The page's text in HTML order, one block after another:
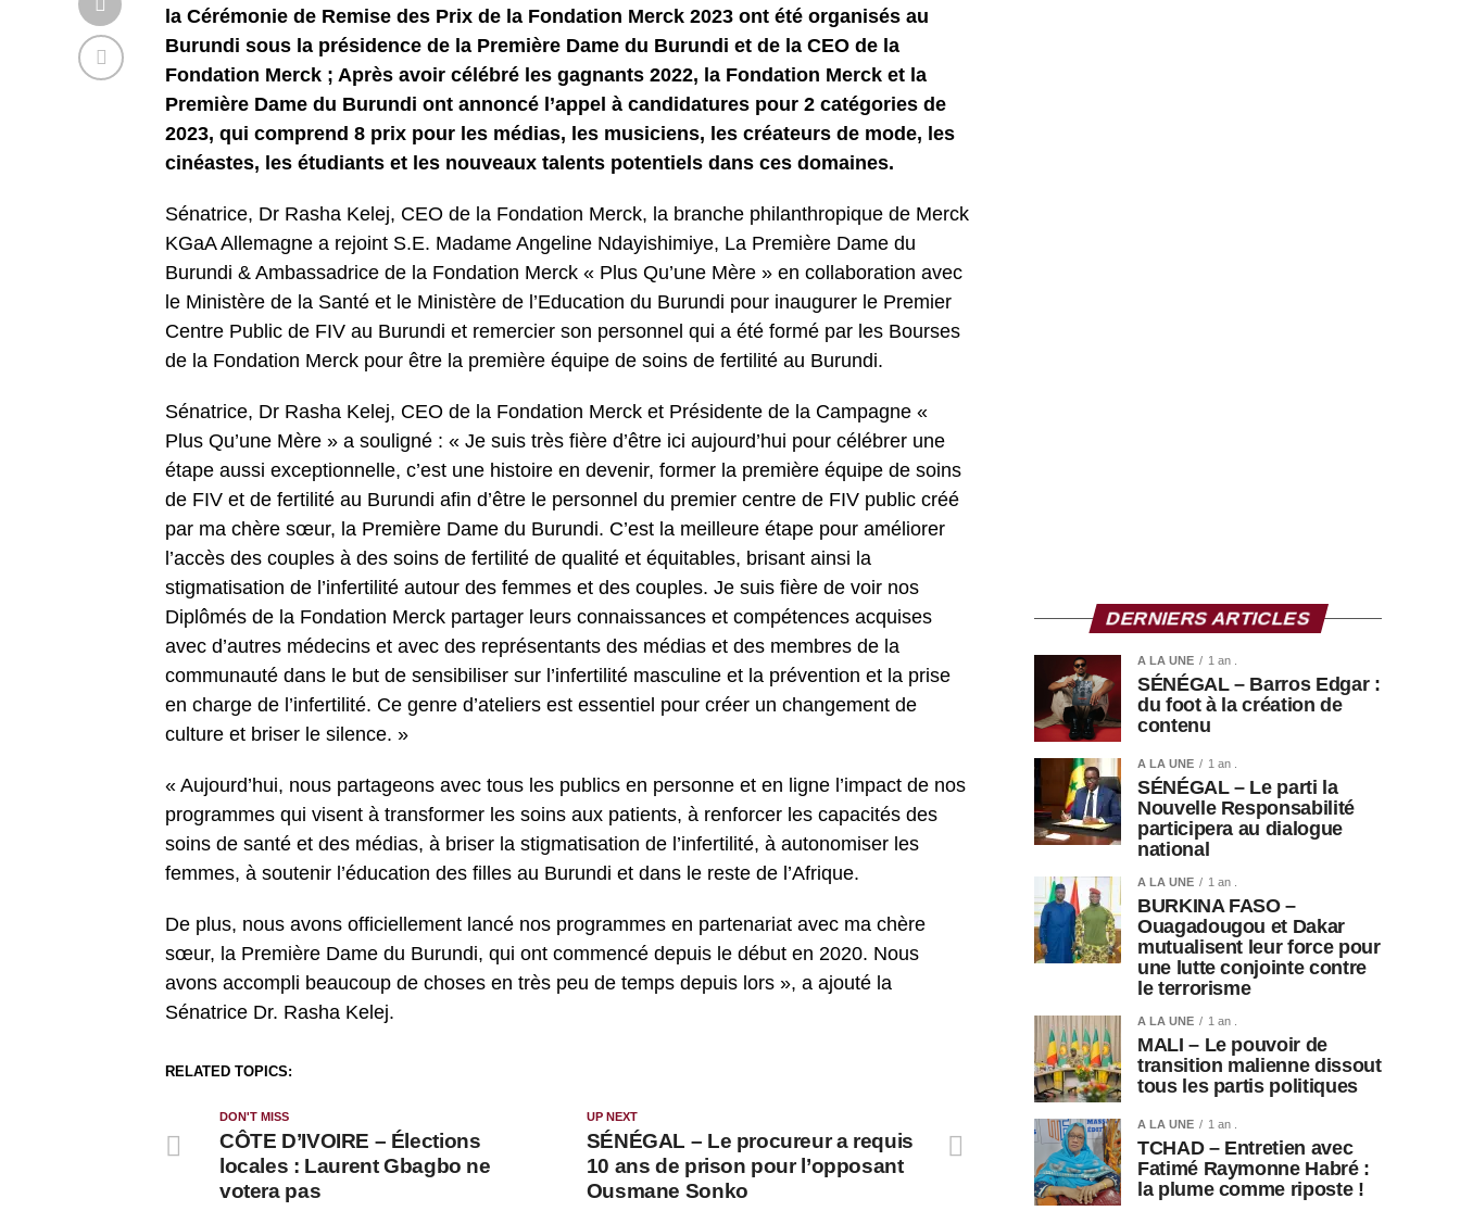
la Cérémonie de Remise des Prix de la Fondation Merck 2023 ont été organisés au
Burundi sous la présidence de la Première Dame du Burundi et de la CEO de la
Fondation Merck ; Après avoir célébré les gagnants 2022, la Fondation Merck et la
Première Dame du Burundi ont annoncé l’appel à candidatures pour 2 catégories de
2023, qui comprend 8 prix pour les médias, les musiciens, les créateurs de mode, les
cinéastes, les étudiants et les nouveaux talents potentiels dans ces domaines.
Sénatrice, Dr Rasha Kelej, CEO de la Fondation Merck, la branche philanthropique de Merck
KGaA Allemagne a rejoint S.E. Madame Angeline Ndayishimiye, La Première Dame du
Burundi & Ambassadrice de la Fondation Merck « Plus Qu’une Mère » en collaboration avec
le Ministère de la Santé et le Ministère de l’Education du Burundi pour inaugurer le Premier
Centre Public de FIV au Burundi et remercier son personnel qui a été formé par les Bourses
de la Fondation Merck pour être la première équipe de soins de fertilité au Burundi.
Sénatrice, Dr Rasha Kelej, CEO de la Fondation Merck et Présidente de la Campagne «
Plus Qu’une Mère » a souligné : « Je suis très fière d’être ici aujourd’hui pour célébrer une
étape aussi exceptionnelle, c’est une histoire en devenir, former la première équipe de soins
de FIV et de fertilité au Burundi afin d’être le personnel du premier centre de FIV public créé
par ma chère sœur, la Première Dame du Burundi. C’est la meilleure étape pour améliorer
l’accès des couples à des soins de fertilité de qualité et équitables, brisant ainsi la
stigmatisation de l’infertilité autour des femmes et des couples. Je suis fière de voir nos
Diplômés de la Fondation Merck partager leurs connaissances et compétences acquises
avec d’autres médecins et avec des représentants des médias et des membres de la
communauté dans le but de sensibiliser sur l’infertilité masculine et la prévention et la prise
en charge de l’infertilité. Ce genre d’ateliers est essentiel pour créer un changement de
culture et briser le silence. »
« Aujourd’hui, nous partageons avec tous les publics en personne et en ligne l’impact de nos
programmes qui visent à transformer les soins aux patients, à renforcer les capacités des
soins de santé et des médias, à briser la stigmatisation de l’infertilité, à autonomiser les
femmes, à soutenir l’éducation des filles au Burundi et dans le reste de l’Afrique.
De plus, nous avons officiellement lancé nos programmes en partenariat avec ma chère
sœur, la Première Dame du Burundi, qui ont commencé depuis le début en 2020. Nous
avons accompli beaucoup de choses en très peu de temps depuis lors », a ajouté la
Sénatrice Dr. Rasha Kelej.
RELATED TOPICS:
UP NEXT
SÉNÉGAL – Le procureur a requis
10 ans de prison pour l’opposant
Ousmane Sonko
DON'T MISS
CÔTE D’IVOIRE – Élections
locales : Laurent Gbagbo ne
votera pas
DERNIERS ARTICLES
A LA UNE 1 an .
SÉNÉGAL – Barros Edgar :
du foot à la création de
contenu
A LA UNE 1 an .
SÉNÉGAL – Le parti la
Nouvelle Responsabilité
participera au dialogue
national
A LA UNE 1 an .
BURKINA FASO –
Ouagadougou et Dakar
mutualisent leur force pour
une lutte conjointe contre
le terrorisme
A LA UNE 1 an .
MALI – Le pouvoir de
transition malienne dissout
tous les partis politiques
A LA UNE 1 an .
TCHAD – Entretien avec
Fatimé Raymonne Habré :
la plume comme riposte !